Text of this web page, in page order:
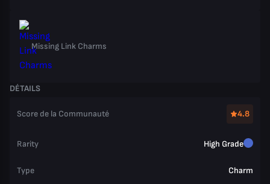
Missing Link Charms
DÉTAILS
Score de la Communauté 4.8
Rarity High Grade
Type Charm